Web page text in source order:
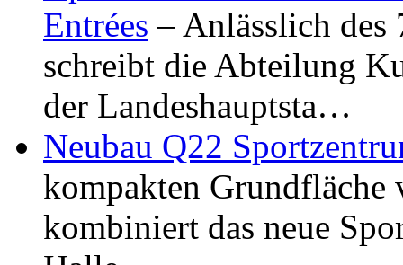
Entrées – Anlässlich
schreibt die Abteilung
der Landeshauptsta…
Neubau Q22
kompakten Grundfläche
kombiniert das neue